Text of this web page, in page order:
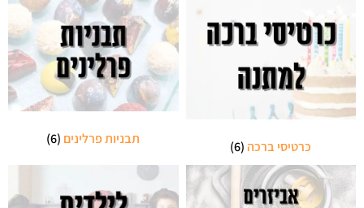
כרטיסי ברכה(6) תבניות פרלינים (6)